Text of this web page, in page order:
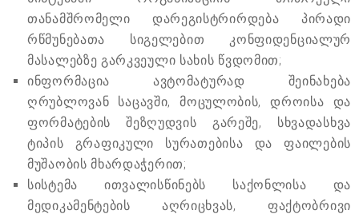
თანამშრომელი დარეგისტრირდება პირადი
რწმუნებათა სიგელებით კონფიდენციალურ
მასალებზე გარკვეული სახის წვდომით;
ინფორმაცია ავტომატურად შეინახება
ღრუბლოვან საცავში, მოცულობის, დროისა და
ფორმატების შეზღუდვის გარეშე, სხვადასხვა
ტიპის გრაფიკული სურათებისა და ფაილების
მუშაობის მხარდაჭერით;
სისტემა ითვალისწინებს საქონლისა და
მედიკამენტების აღრიცხვას, ფაქტობრივი